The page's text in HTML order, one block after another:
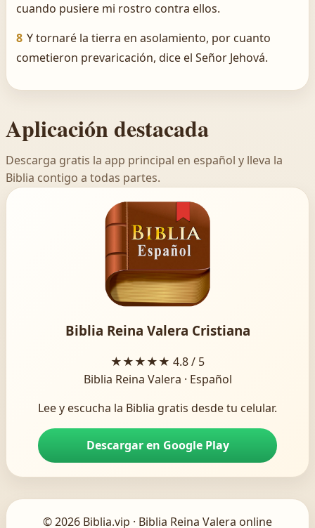
cuando pusiere mi rostro contra ellos.
8 Y tornaré la tierra en asolamiento, por cuanto
cometieron prevaricación, dice el Señor Jehová.
Aplicación destacada
Descarga gratis la app principal en español y lleva la
Biblia contigo a todas partes.
Biblia Reina Valera Cristiana
★★★★★ 4.8 / 5
Biblia Reina Valera · Español
Lee y escucha la Biblia gratis desde tu celular.
Descargar en Google Play
© 2026 Biblia.vip · Biblia Reina Valera online